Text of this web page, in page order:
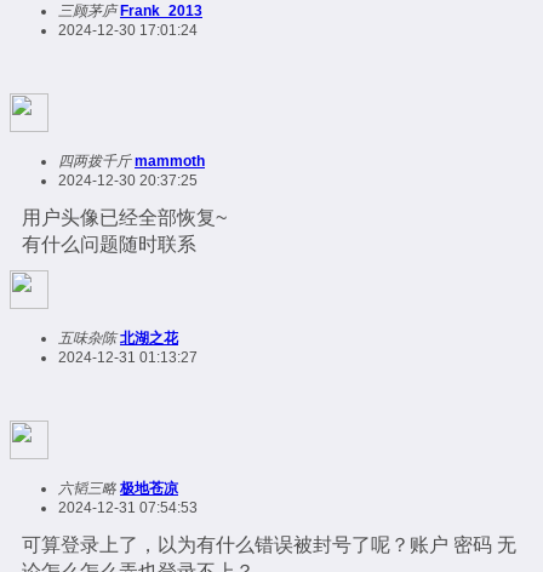
三顾茅庐 Frank_2013
2024-12-30 17:01:24
四两拨千斤 mammoth
2024-12-30 20:37:25
用户头像已经全部恢复~
有什么问题随时联系
五味杂陈 北湖之花
2024-12-31 01:13:27
六韬三略 极地苍凉
2024-12-31 07:54:53
可算登录上了，以为有什么错误被封号了呢？账户 密码 无